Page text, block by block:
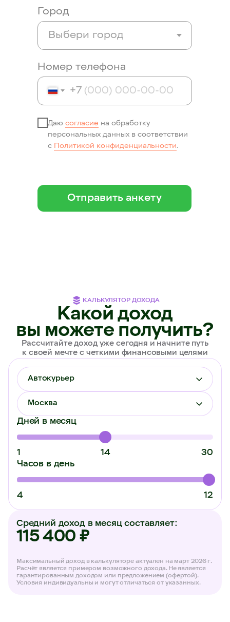
Город
Номер телефона
+7
Даю согласие на обработку
персональных данных в соответствии
с Политикой конфиденциальности.
Отправить анкету
КАЛЬКУЛЯТОР ДОХОДА
Какой доход
вы можете получить?
Рассчитайте доход уже сегодня и начните путь
к своей мечте с четкими финансовыми целями
Автокурьер
Москва
Дней в месяц
1 14
30
Часов в день
4 12
Средний доход в месяц составляет:
115 400 ₽
Максимальный доход в калькуляторе актуален на март 2026 г.
Расчёт является примером возможного дохода. Не является
гарантированным доходом или предложением (офертой).
Условия индивидуальны и могут отличаться от указанных.
Copyright 2025 © X5
Все права защищены.
Политика конфиденциальности
Пользовательское соглашение
Сборщикам
Многофункциональный
Политика в отношении обработки
персональных данных ООО «ИКС 5 Диджитал